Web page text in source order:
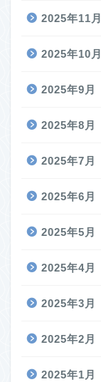
2025年11月
2025年10月
2025年9月
2025年8月
2025年7月
2025年6月
2025年5月
2025年4月
2025年3月
2025年2月
2025年1月